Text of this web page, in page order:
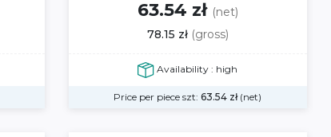
63.54 zł (net)
78.15 zł (gross)
Availability : high
Price per piece szt:63.54 zł(net)